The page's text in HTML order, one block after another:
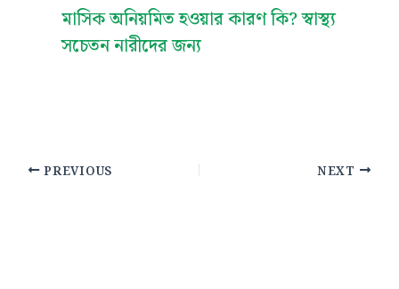
মাসিক অনিয়মিত হওয়ার কারণ কি? স্বাস্থ্য
সচেতন নারীদের জন্য
PREVIOUS NEXT